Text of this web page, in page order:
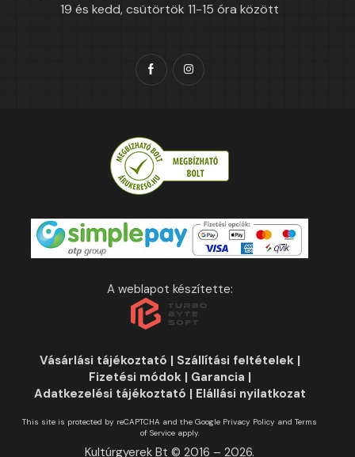
19 és kedd, csütörtök 11-15 óra között
A weblapot készítette:
Vásárlási tájékoztató | Szállítási feltételek|
Fizetési módok| Garancia |
Adatkezelési tájékoztató | Elállási nyilatkozat
This site is protected by reCAPTCHA and the Google Privacy Policy and Terms
of Serviceapply.
Kultúrgyerek Bt © 2016 – 2026.